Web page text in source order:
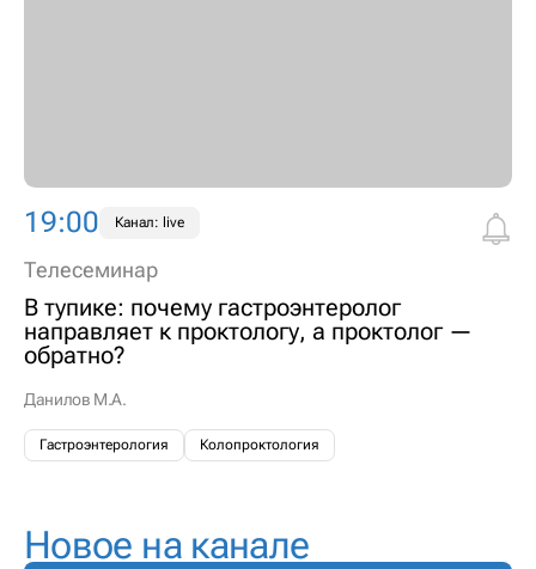
19:00 Канал: live
Телесеминар
В тупике: почему гастроэнтеролог
направляет к проктологу, а проктолог —
обратно?
Данилов М.А.
Гастроэнтерология Колопроктология
Новое на канале